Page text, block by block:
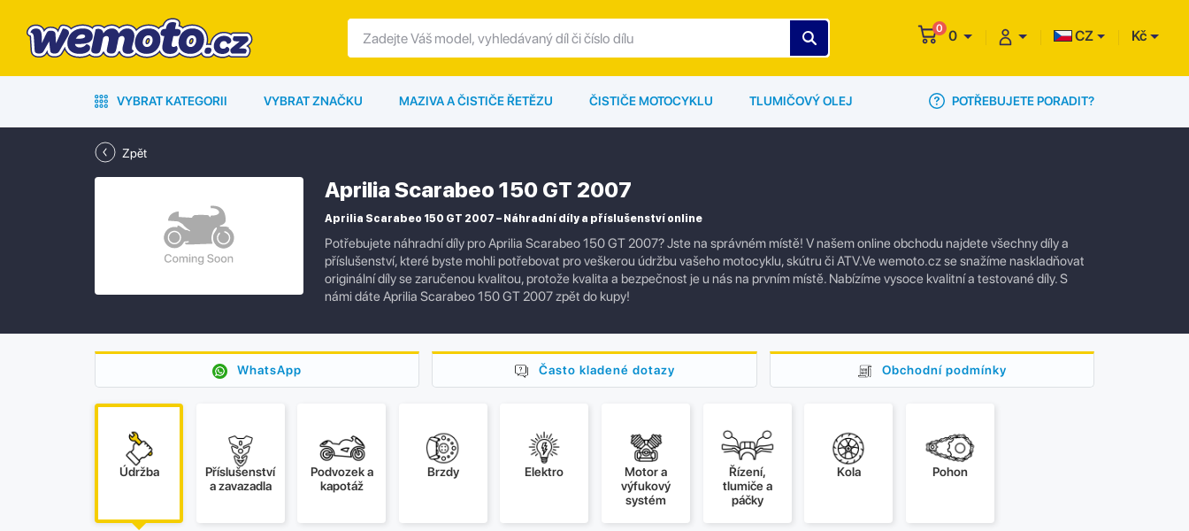
0 0 CZ Kč
VYBRAT KATEGORII VYBRAT ZNAČKU MAZIVA A ČISTIČE ŘETĚZU ČISTIČE MOTOCYKLU TLUMIČOVÝ OLEJ POTŘEBUJETE PORADIT?
Zpět
Aprilia Scarabeo 150 GT 2007
Aprilia Scarabeo 150 GT 2007 – Náhradní díly a příslušenství online
Potřebujete náhradní díly pro Aprilia Scarabeo 150 GT 2007? Jste na správném místě! V našem online obchodu najdete všechny díly a
příslušenství, které byste mohli potřebovat pro veškerou údržbu vašeho motocyklu, skútru či ATV.Ve wemoto.cz se snažíme naskladňovat
originální díly se zaručenou kvalitou, protože kvalita a bezpečnost je u nás na prvním místě. Nabízíme vysoce kvalitní a testované díly. S
námi dáte Aprilia Scarabeo 150 GT 2007 zpět do kupy!
WhatsApp Často kladené dotazy Obchodní podmínky
Údržba
Příslušenství
a zavazadla
Podvozek a
kapotáž
Brzdy Elektro
Motor a
výfukový
systém
Řízení,
tlumiče a
páčky
Kola Pohon